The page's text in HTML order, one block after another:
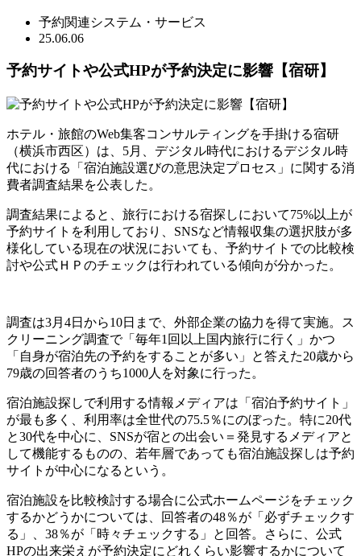
予約関連システム・サービス
25.06.06
予約サイトや公式HPが予約決定に影響【宿研】
ホテル・旅館のWeb集客コンサルティングを手掛ける宿研
（横浜市西区）は、5月、デジタル時代におけるデジタル時
代における「宿泊施設選びの意思決定プロセス」に関する消
費者調査結果を公表した。
調査結果によると、旅行における宿探しにおいて75%以上が
予約サイトを利用しており、SNSなど情報収集の選択肢が多
様化している現在の状況においても、予約サイトでの比較検
討や公式ＨＰのチェックは行われている傾向が分かった。
調査は3月4日から10日まで、外部企業の協力を得て実施。ス
クリーニング調査で「毎年1回以上国内旅行に行く」かつ
「自身が宿泊先の予約をすることが多い」と答えた20歳から
79歳の回答者のうち1000人を対象に行った。
宿泊施設探しで利用する情報メディアは「宿泊予約サイト」
が最も多く、利用率は全世代の75.5％にのぼった。特に20代
と30代を中心に、SNSが宿との出会い＝発見するメディアと
して機能するものの、若年層であっても宿泊施設探しは予約
サイトが中心になるという。
宿泊施設を比較検討する場合に公式ホームページをチェック
するかどうかについては、回答者の48％が「必ずチェックす
る」、38％が「時々チェックする」と回答。さらに、公式
HPの出来栄えが予約決定にどれくらい影響するかについて